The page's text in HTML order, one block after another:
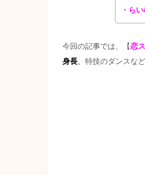
・ら
今回の記事では、【恋
身長
特技のダンスな